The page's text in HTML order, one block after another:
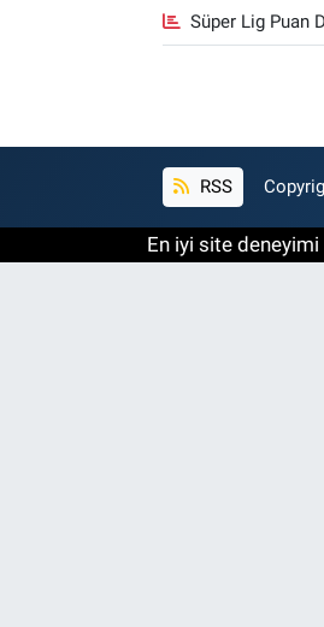
Süper Lig Puan
RSS
En iyi site